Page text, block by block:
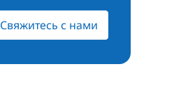
Свяжитесь с нами